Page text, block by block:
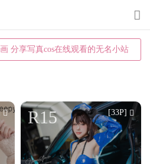
分享写真cos在线观看的无名小站
T
o
e
n
a
v
R15 [33P]